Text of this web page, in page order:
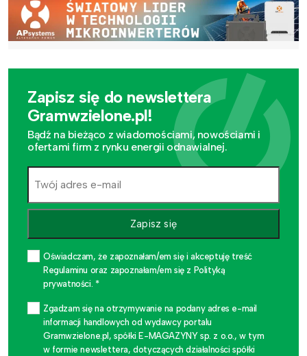
Zapisz się do newslettera
Gramwzielone.pl!
Bądź na bieżąco z wiadomościami, nowościami i
ofertami firm z rynku energii odnawialnej.
Zapisz się
Oświadczam, że zapoznałam/em się i akceptuję treść
Regulaminu oraz zapoznałam/em się z Polityką
prywatności. *
Zgadzam się na otrzymywanie na podany adres e-mail
informacji handlowych od wydawcy portalu
Gramwzielone.pl, spółki E-MAGAZYNY sp. z o.o., w tym
w formie newslettera, dotyczących działalności spółki